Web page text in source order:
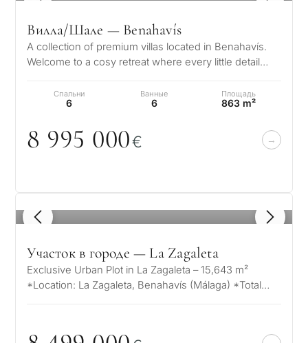
Вилла/Шале — Benahavís
A collection of premium villas located in Benahavís.
Welcome to a cosy retreat where every little detail
Спальни
6
Ванные
6
Площадь
863 m²
8 995 000€
1 / 8
Участок в городе — La Zagaleta
Exclusive Urban Plot in La Zagaleta – 15,643 m²
*Location: La Zagaleta, Benahavís (Málaga) *Total